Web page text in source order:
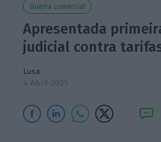
Guerra comercial
Apresentada
judicial contra
Lusa
4 Abril 2025